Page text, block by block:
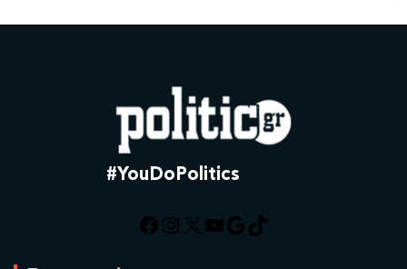
#YouDoPolitics
Facebook
Instagram
X YouTube
Google
TikTok